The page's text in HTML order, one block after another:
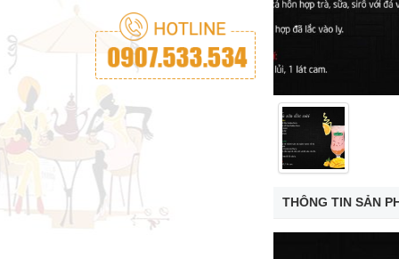
THÔNG TIN SẢN